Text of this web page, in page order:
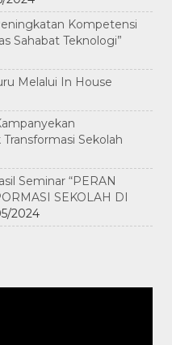
Kompetensi
Sahabat Teknologi”
Melalui In House
Sekolah
Seminar “PERAN
SEKOLAH DI
2024